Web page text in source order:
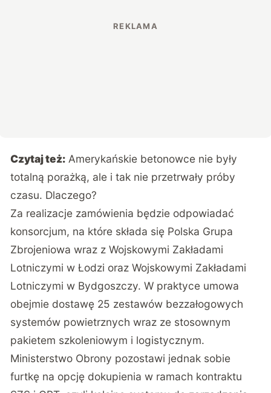
Czytaj też: Amerykańskie betonowce nie były
totalną porażką, ale i tak nie przetrwały próby
czasu. Dlaczego?
Za realizacje zamówienia będzie odpowiadać
konsorcjum, na które składa się Polska Grupa
Zbrojeniowa wraz z Wojskowymi Zakładami
Lotniczymi w Łodzi oraz Wojskowymi Zakładami
Lotniczymi w Bydgoszczy. W praktyce umowa
obejmie dostawę 25 zestawów bezzałogowych
systemów powietrznych wraz ze stosownym
pakietem szkoleniowym i logistycznym.
Ministerstwo Obrony pozostawi jednak sobie
furtkę na opcję dokupienia w ramach kontraktu